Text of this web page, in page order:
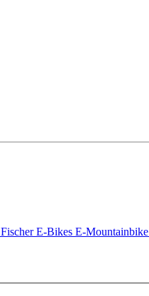
Fischer E-Bikes E-Mountainbike